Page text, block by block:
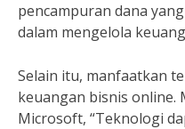
pencampuran dana
dalam mengelola
Selain itu, manfaatkan
keuangan bisnis online.
Microsoft, “Teknologi